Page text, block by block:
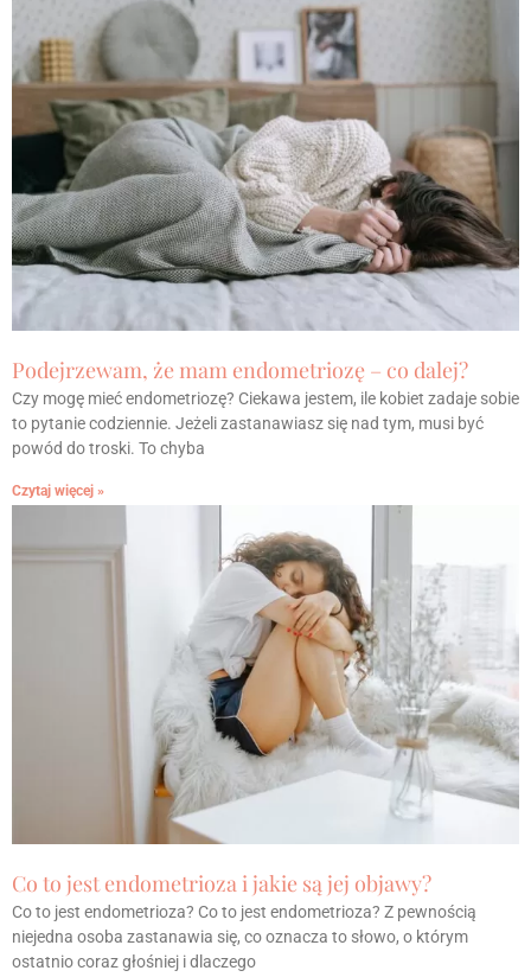
Podejrzewam, że mam endometriozę – co dalej?
Czy mogę mieć endometriozę? Ciekawa jestem, ile kobiet zadaje sobie
to pytanie codziennie. Jeżeli zastanawiasz się nad tym, musi być
powód do troski. To chyba
Czytaj więcej »
Co to jest endometrioza i jakie są jej objawy?
Co to jest endometrioza? Co to jest endometrioza? Z pewnością
niejedna osoba zastanawia się, co oznacza to słowo, o którym
ostatnio coraz głośniej i dlaczego